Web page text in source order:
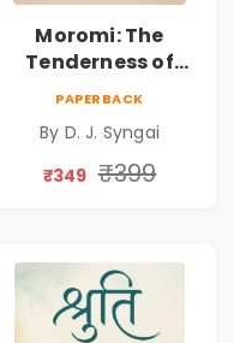
Moromi: The
Tenderness of
Loving Someone |
Collection on
Unrequited Love,
Resilience
PAPERBACK
By D. J. Syngai
₹349 ₹399